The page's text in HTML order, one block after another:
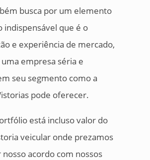
busca por um elemento
indispensável que é o
e experiência de mercado,
empresa séria e
seu segmento como a
pode oferecer.
está incluso valor do
veicular onde prezamos
acordo com nossos